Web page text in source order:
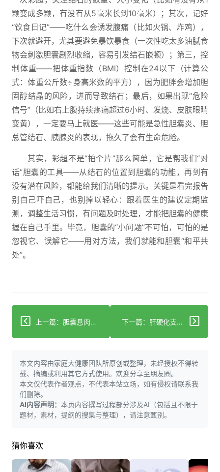
颗变成多颗，有没有从5毫米长到10毫米）；其次，记好
“饮食日记”——吃什么会诱发腹痛（比如火锅、炸鸡），
下次就避开，尤其要避免暴饮暴食（一次性吃太多油腻食
物会刺激胆囊剧烈收缩，容易引发结石嵌顿）；第三，控
制体重——把体重指数（BMI）控制在24以下（计算公
式：体重公斤数÷身高米数的平方），因为肥胖会增加胆
固醇结晶的风险，进而导致结石；最后，如果出现“危险
信号”（比如右上腹持续疼痛超过6小时、发烧、皮肤眼睛
变黄），一定要马上就医——这些可能是急性胆囊炎、胆
总管结石、胰腺炎的表现，拖久了会有生命危险。
其实，彩超不是“拍个片”那么简单，它是帮我们“对
话”胆囊的工具——从结石的位置到胆囊的功能，再到有
没有潜在风险，都能给我们清晰的提示。关键是看完报告
别自己吓自己，也别掉以轻心：跟着医生的建议定期监
测，调整生活习惯，有问题及时处理，才能把胆囊的健康
握在自己手里。毕竟，胆囊的“小问题”不可怕，可怕的是
忽视它、误解它——用对方法，我们就能和胆囊“和平共
处”。
上一篇：胆囊息肉癌变概率有多高？这些信号预示危险！ 下一篇：肝硬化支架术后堵塞？4步科学处理+3个避坑指南
本文内容由家庭大健康团队所原创或整理，未经授权不得转
载、摘编或利用其它方式使用。欢迎分享至朋友圈。
本文仅代表作者观点，不代表本站立场，如有侵权请联系我
们删除。
AI内容声明： 本页内容撰写过程部分涉及AI（包括且不限于
题材，素材，提纲的搜集与整理），请注意甄别。
猜你喜欢